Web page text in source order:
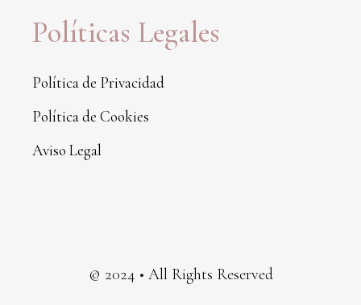
Políticas Legales
Política de Privacidad
Política de Cookies
Aviso Legal
© 2024 • All Rights Reserved